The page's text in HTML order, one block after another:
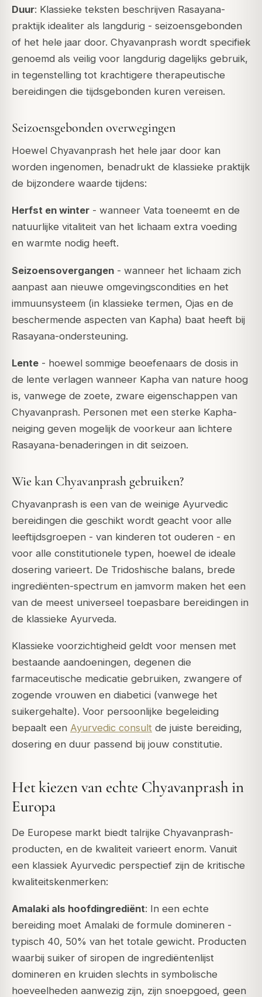
Duur: Klassieke teksten beschrijven Rasayana-
praktijk idealiter als langdurig - seizoensgebonden
of het hele jaar door. Chyavanprash wordt specifiek
genoemd als veilig voor langdurig dagelijks gebruik,
in tegenstelling tot krachtigere therapeutische
bereidingen die tijdsgebonden kuren vereisen.
Seizoensgebonden overwegingen
Hoewel Chyavanprash het hele jaar door kan
worden ingenomen, benadrukt de klassieke praktijk
de bijzondere waarde tijdens:
Herfst en winter - wanneer Vata toeneemt en de
natuurlijke vitaliteit van het lichaam extra voeding
en warmte nodig heeft.
Seizoensovergangen - wanneer het lichaam zich
aanpast aan nieuwe omgevingscondities en het
immuunsysteem (in klassieke termen, Ojas en de
beschermende aspecten van Kapha) baat heeft bij
Rasayana-ondersteuning.
Lente - hoewel sommige beoefenaars de dosis in
de lente verlagen wanneer Kapha van nature hoog
is, vanwege de zoete, zware eigenschappen van
Chyavanprash. Personen met een sterke Kapha-
neiging geven mogelijk de voorkeur aan lichtere
Rasayana-benaderingen in dit seizoen.
Wie kan Chyavanprash gebruiken?
Chyavanprash is een van de weinige Ayurvedic
bereidingen die geschikt wordt geacht voor alle
leeftijdsgroepen - van kinderen tot ouderen - en
voor alle constitutionele typen, hoewel de ideale
dosering varieert. De Tridoshische balans, brede
ingrediënten-spectrum en jamvorm maken het een
van de meest universeel toepasbare bereidingen in
de klassieke Ayurveda.
Klassieke voorzichtigheid geldt voor mensen met
bestaande aandoeningen, degenen die
farmaceutische medicatie gebruiken, zwangere of
zogende vrouwen en diabetici (vanwege het
suikergehalte). Voor persoonlijke begeleiding
bepaalt een Ayurvedic consult de juiste bereiding,
dosering en duur passend bij jouw constitutie.
Het kiezen van echte Chyavanprash in
Europa
De Europese markt biedt talrijke Chyavanprash-
producten, en de kwaliteit varieert enorm. Vanuit
een klassiek Ayurvedic perspectief zijn de kritische
kwaliteitskenmerken:
Amalaki als hoofdingrediënt: In een echte
bereiding moet Amalaki de formule domineren -
typisch 40, 50% van het totale gewicht. Producten
waarbij suiker of siropen de ingrediëntenlijst
domineren en kruiden slechts in symbolische
hoeveelheden aanwezig zijn, zijn snoepgoed, geen